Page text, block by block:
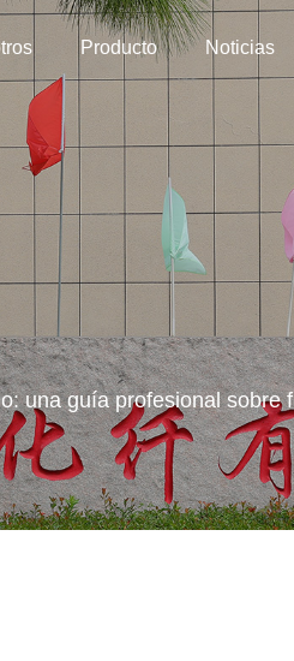
Producto Noticias
una guía profesional sobre